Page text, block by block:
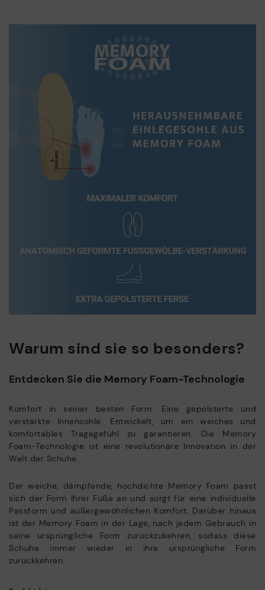
Warum sind sie so besonders?
Entdecken Sie die Memory Foam-Technologie
Komfort in seiner besten Form. Eine gepolsterte und
verstärkte Innensohle. Entwickelt, um ein weiches und
komfortables Tragegefühl zu garantieren. Die Memory
Foam-Technologie ist eine revolutionäre Innovation in der
Welt der Schuhe.
Der weiche, dämpfende, hochdichte Memory Foam passt
sich der Form Ihrer Füße an und sorgt für eine individuelle
Passform und außergewöhnlichen Komfort. Darüber hinaus
ist der Memory Foam in der Lage, nach jedem Gebrauch in
seine ursprüngliche Form zurückzukehren, sodass diese
Schuhe immer wieder in ihre ursprüngliche Form
zurückkehren.